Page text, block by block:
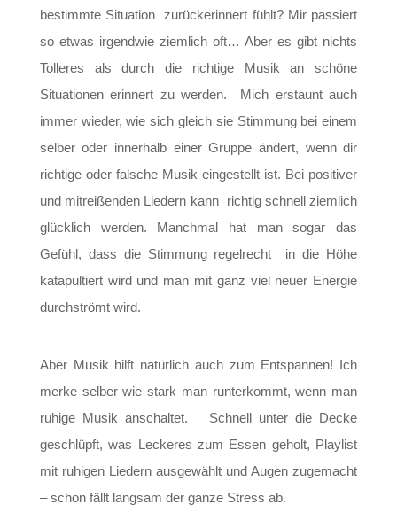
bestimmte Situation zurückerinnert fühlt? Mir passiert
so etwas irgendwie ziemlich oft… Aber es gibt nichts
Tolleres als durch die richtige Musik an schöne
Situationen erinnert zu werden. Mich erstaunt auch
immer wieder, wie sich gleich sie Stimmung bei einem
selber oder innerhalb einer Gruppe ändert, wenn dir
richtige oder falsche Musik eingestellt ist. Bei positiver
und mitreißenden Liedern kann richtig schnell ziemlich
glücklich werden. Manchmal hat man sogar das
Gefühl, dass die Stimmung regelrecht in die Höhe
katapultiert wird und man mit ganz viel neuer Energie
durchströmt wird.
Aber Musik hilft natürlich auch zum Entspannen! Ich
merke selber wie stark man runterkommt, wenn man
ruhige Musik anschaltet. Schnell unter die Decke
geschlüpft, was Leckeres zum Essen geholt, Playlist
mit ruhigen Liedern ausgewählt und Augen zugemacht
– schon fällt langsam der ganze Stress ab.